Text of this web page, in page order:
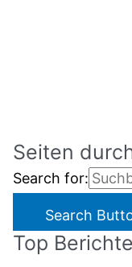
Seiten
Search for:
Search
Top